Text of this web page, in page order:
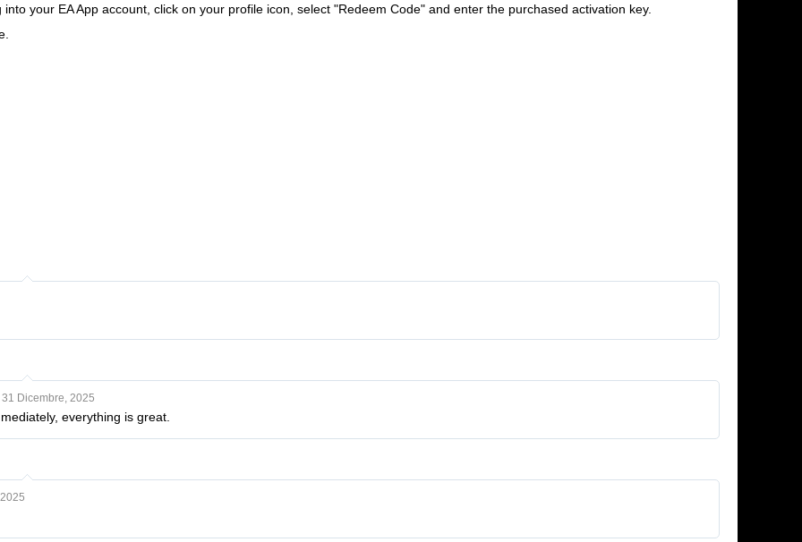
into your EA App account, click on your profile icon, select "Redeem Code" and enter the purchased activation key.
31 Dicembre, 2025
everything is great.